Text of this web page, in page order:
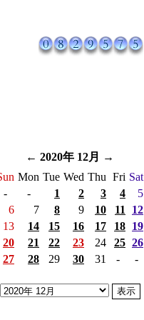
← 2020年 12月
→
Mon Tue Wed Thu Fri Sat
-
- 1 2 3 4
5
6
7 8 9 10 11
12
13
14 15 16 17 18 19
20
21 22 23 24 25 26
27
28 29 30 31 - -